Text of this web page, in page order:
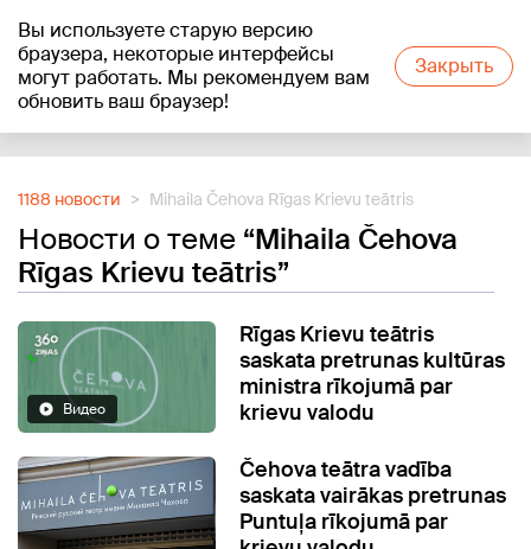
Вы используете старую версию
браузера, некоторые интерфейсы
могут работать. Мы рекомендуем вам
обновить ваш браузер!
Закрыть
+17°C
1188 новости Mihaila Čehova Rīgas Krievu teātris
Новости о теме “Mihaila Čehova
Rīgas Krievu teātris”
Видео
Rīgas Krievu teātris
saskata pretrunas kultūras
ministra rīkojumā par
krievu valodu
Čehova teātra vadība
saskata vairākas pretrunas
Puntuļa rīkojumā par